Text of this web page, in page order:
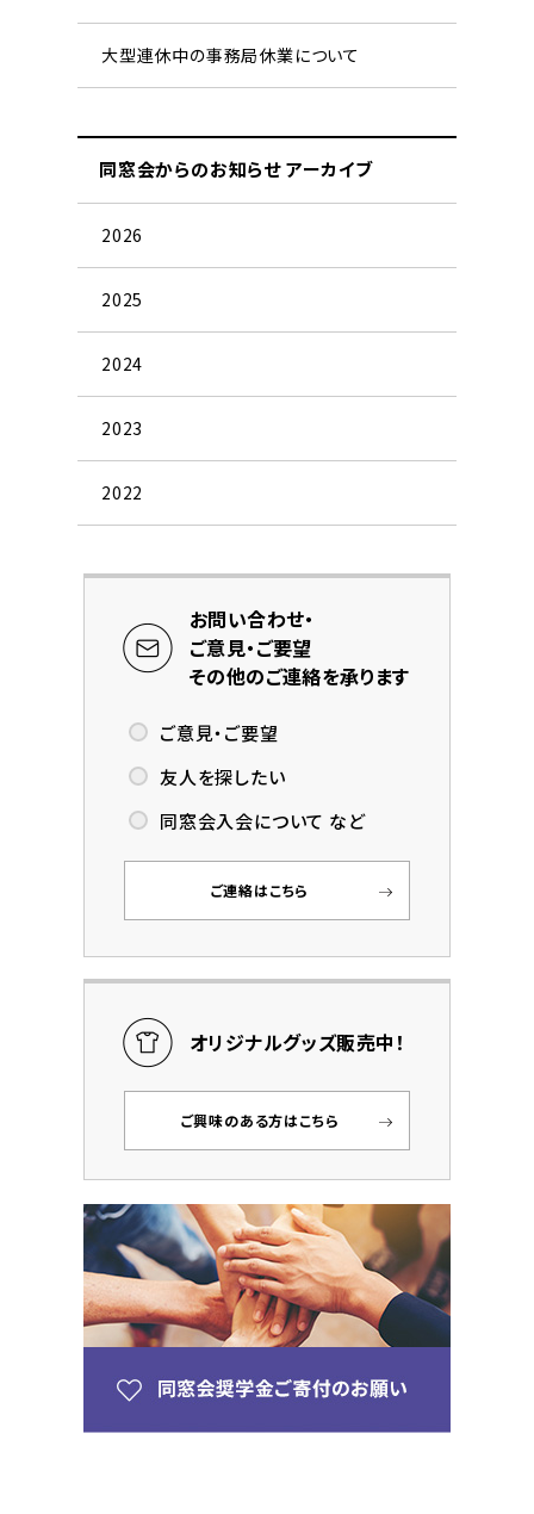
大型連休中の事務局休業について
同窓会からのお知らせ アーカイブ
2026
2025
2024
2023
2022
お問い合わせ・
ご意見・ご要望
その他のご連絡を承ります
ご意見・ご要望
友人を探したい
同窓会入会について など
ご連絡はこちら
オリジナルグッズ販売中！
ご興味のある方はこちら